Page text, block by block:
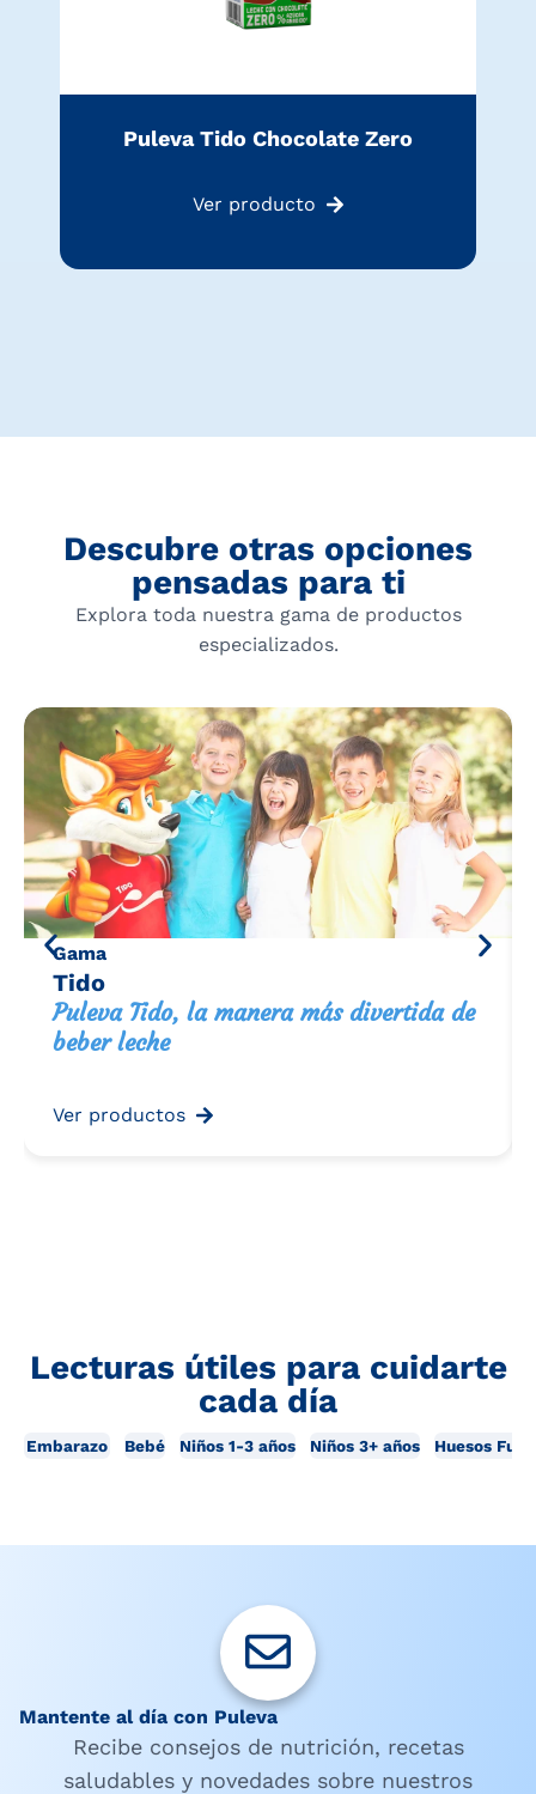
Puleva Tido Chocolate Zero
Ver producto
Descubre otras opciones
pensadas para ti
Explora toda nuestra gama de productos
especializados.
Gama
Tido
Puleva Tido, la manera más divertida de
beber leche
Ver productos
Lecturas útiles para cuidarte
cada día
Embarazo Bebé Niños 1-3 años Niños 3+ años Huesos
Mantente al día con Puleva
Recibe consejos de nutrición, recetas
saludables y novedades sobre nuestros